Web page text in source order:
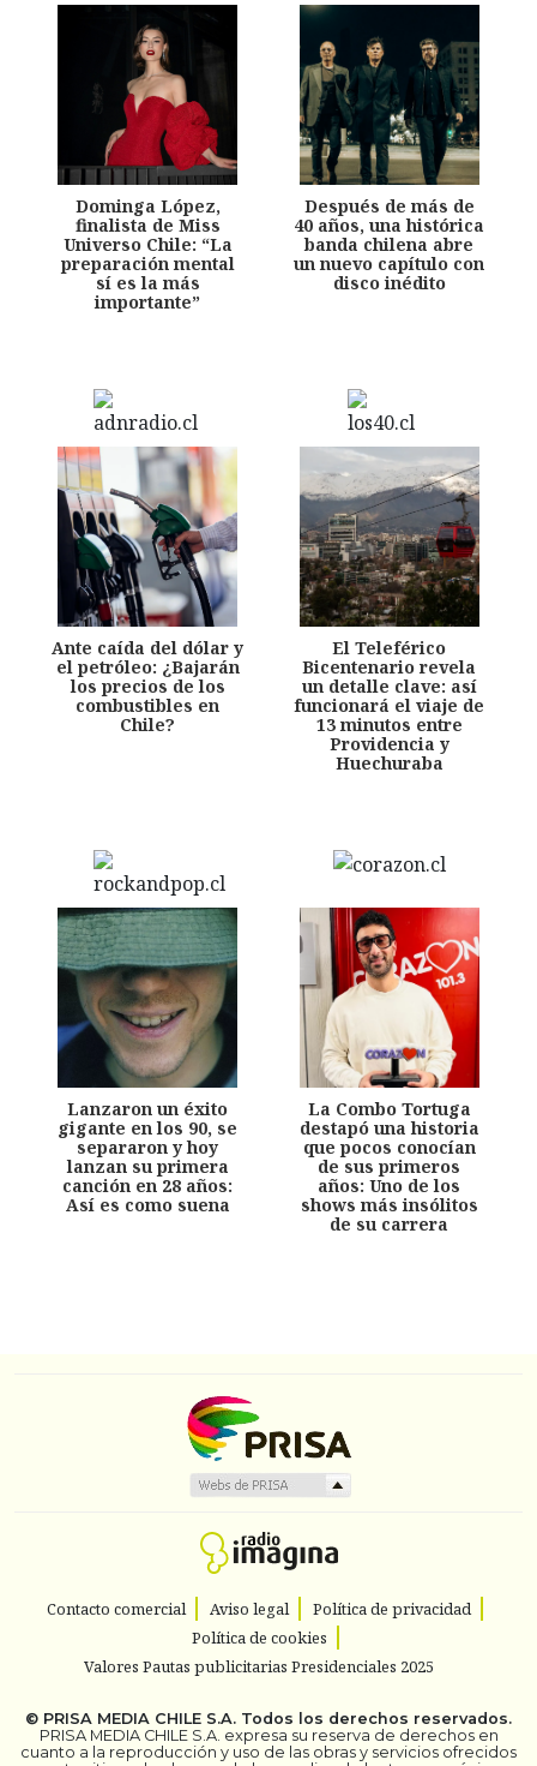
Dominga López,
finalista de Miss
Universo Chile: “La
preparación mental
sí es la más
importante”
Después de más de
40 años, una histórica
banda chilena abre
un nuevo capítulo con
disco inédito
Ante caída del dólar y
el petróleo: ¿Bajarán
los precios de los
combustibles en
Chile?
El Teleférico
Bicentenario revela
un detalle clave: así
funcionará el viaje de
13 minutos entre
Providencia y
Huechuraba
Lanzaron un éxito
gigante en los 90, se
separaron y hoy
lanzan su primera
canción en 28 años:
Así es como suena
La Combo Tortuga
destapó una historia
que pocos conocían
de sus primeros
años: Uno de los
shows más insólitos
de su carrera
Contacto comercial Aviso legal
Política de privacidad
Política de cookies
Valores Pautas publicitarias Presidenciales 2025
© PRISA MEDIA CHILE S.A. Todos los derechos reservados.
PRISA MEDIA CHILE S.A. expresa su reserva de derechos en
cuanto a la reproducción y uso de las obras y servicios ofrecidos